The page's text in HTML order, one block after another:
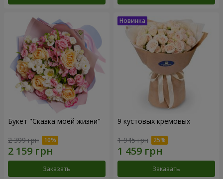
Букет "Сказка моей жизни"
2 399 грн
Заказать
9 кустовых кремовых
1 945 грн
Заказать